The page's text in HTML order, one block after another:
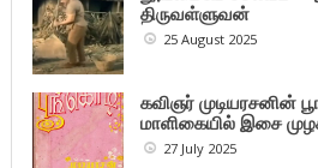
திருவள்ளுவன்
25 August 2025
கவிஞர் முடியரசனின்
மாளிகையில் இசை
27 July 2025